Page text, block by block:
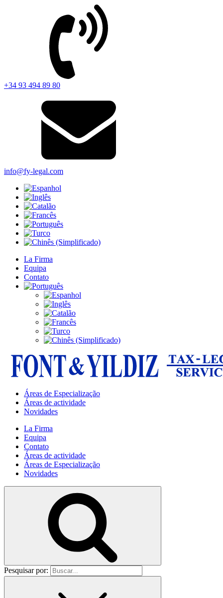
+34 93 494 89 80
info@fy-legal.com
La Firma
Equipa
Contato
Áreas de Especialização
Áreas de actividade
Novidades
La Firma
Equipa
Contato
Áreas de actividade
Áreas de Especialização
Novidades
Pesquisar por: